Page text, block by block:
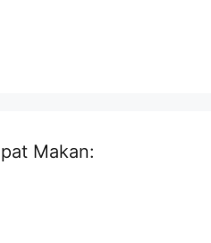
Makan: